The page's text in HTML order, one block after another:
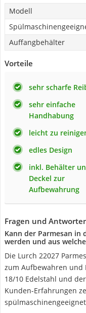
Modell
Auffangbehälter
Vorteile
sehr scharfe
sehr einfache
Handhabung
leicht zu
edles Design
inkl. Behälter
Deckel zur
Aufbewahrung
Fragen und
Kann der Parmesan in
werden und aus
Die Lurch 22027
zum Aufbewahren und
18/10 Edelstahl und
Kunden-Erfahrungen